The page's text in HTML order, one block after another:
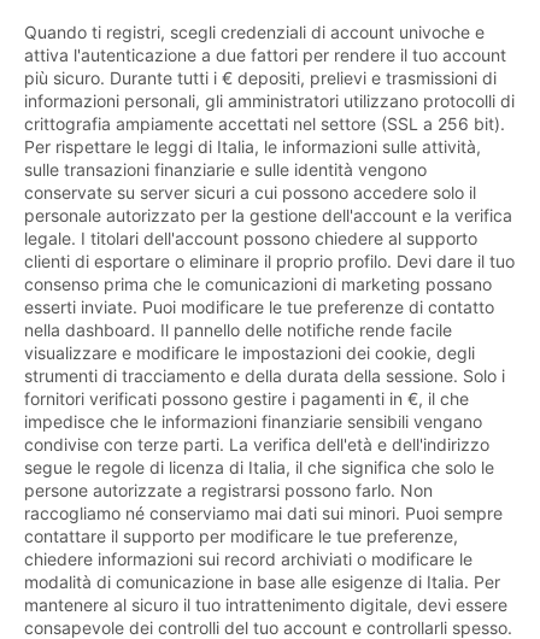
Quando ti registri, scegli credenziali di account univoche e
attiva l'autenticazione a due fattori per rendere il tuo account
più sicuro. Durante tutti i € depositi, prelievi e trasmissioni di
informazioni personali, gli amministratori utilizzano protocolli di
crittografia ampiamente accettati nel settore (SSL a 256 bit).
Per rispettare le leggi di Italia, le informazioni sulle attività,
sulle transazioni finanziarie e sulle identità vengono
conservate su server sicuri a cui possono accedere solo il
personale autorizzato per la gestione dell'account e la verifica
legale. I titolari dell'account possono chiedere al supporto
clienti di esportare o eliminare il proprio profilo. Devi dare il tuo
consenso prima che le comunicazioni di marketing possano
esserti inviate. Puoi modificare le tue preferenze di contatto
nella dashboard. Il pannello delle notifiche rende facile
visualizzare e modificare le impostazioni dei cookie, degli
strumenti di tracciamento e della durata della sessione. Solo i
fornitori verificati possono gestire i pagamenti in €, il che
impedisce che le informazioni finanziarie sensibili vengano
condivise con terze parti. La verifica dell'età e dell'indirizzo
segue le regole di licenza di Italia, il che significa che solo le
persone autorizzate a registrarsi possono farlo. Non
raccogliamo né conserviamo mai dati sui minori. Puoi sempre
contattare il supporto per modificare le tue preferenze,
chiedere informazioni sui record archiviati o modificare le
modalità di comunicazione in base alle esigenze di Italia. Per
mantenere al sicuro il tuo intrattenimento digitale, devi essere
consapevole dei controlli del tuo account e controllarli spesso.